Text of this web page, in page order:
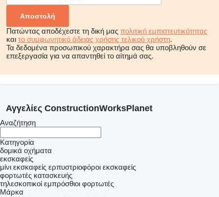
Πατώντας αποδέχεστε τη δική μας πολιτική εμπιστευτικότητας
και το συμφωνητικό άδειας χρήσης τελικού χρήστη.
Τα δεδομένα προσωπικού χαρακτήρα σας θα υποβληθούν σε
επεξεργασία για να απαντηθεί το αίτημά σας.
Αγγελίες ConstructionWorksPlanet
Αναζήτηση
Κατηγορία
δομικά οχήματα
εκσκαφείς
μίνι εκσκαφείς ερπυστριοφόροι εκσκαφείς
φορτωτές κατασκευής
τηλεσκοπικοί εμπρόσθιοι φορτωτές
Μάρκα